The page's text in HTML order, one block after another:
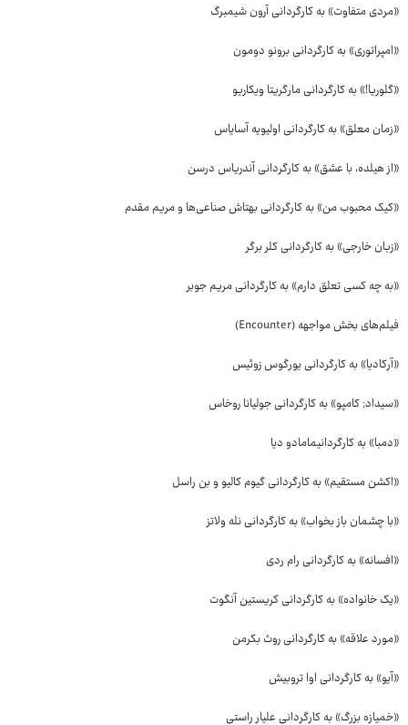
«مردی متفاوت» به کارگردانی آرون شیمبرگ
«امپراتوری» به کارگردانی برونو دومون
«گلوریا!» به کارگردانی مارگریتا ویکاریو
«زمان معلق» به کارگردانی اولیویه آسایاس
«از هیلده، با عشق» به کارگردانی آندریاس درسن
«کیک محبوب من» به کارگردانی بهتاش صناعی‌ها و مریم مقدم
«زبان خارجی» به کارگردانی کلر برگر
«به چه کسی تعلق دارم» به کارگردانی مریم جوبر
فیلم‌های بخش مواجهه (Encounter)
«آرکادیا» به کارگردانی یورگوس زوئیس
«سیداد; کامپو» به کارگردانی جولیانا روخاس
«دمبا» به کارگردانیمامادو دیا
«اکشن مستقیم» به کارگردانی گیوم کالیو و بن راسل
«با چشمان باز بخواب» به کارگردانی نله ولاتز
«افسانه» به کارگردانی رام ردی
«یک خانواده» به کارگردانی کریستین آنگوت
«مورد علاقه» به کارگردانی روث بکرمن
«آیو» به کارگردانی اوا تروبیش
«خمیازه بزرگ» به کارگردانی علیار راستی